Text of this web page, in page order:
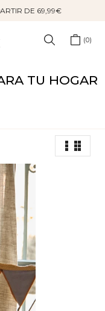
DE 69,99€
0
TU HOGAR